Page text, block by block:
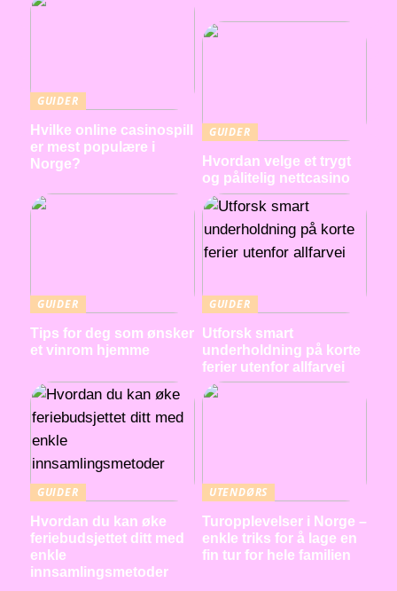
GUIDER
Hvilke online casinospill
er mest populære i
Norge?
GUIDER
Hvordan velge et trygt
og pålitelig nettcasino
GUIDER
Tips for deg som ønsker
et vinrom hjemme
GUIDER
Utforsk smart
underholdning på korte
ferier utenfor allfarvei
GUIDER
Hvordan du kan øke
feriebudsjettet ditt med
enkle
innsamlingsmetoder
UTENDØRS
Turopplevelser i Norge –
enkle triks for å lage en
fin tur for hele familien